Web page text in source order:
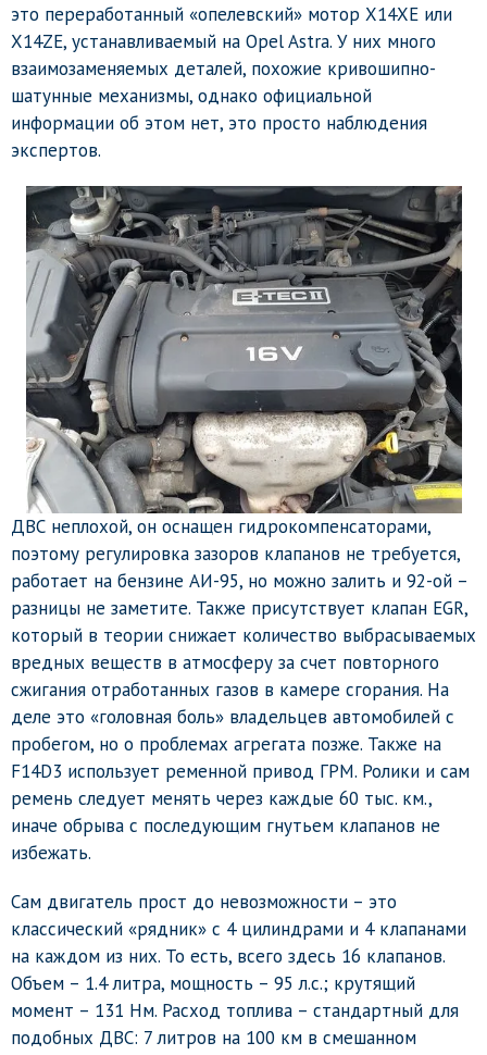
это переработанный «опелевский» мотор X14XE или
X14ZE, устанавливаемый на Opel Astra. У них много
взаимозаменяемых деталей, похожие кривошипно-
шатунные механизмы, однако официальной
информации об этом нет, это просто наблюдения
экспертов.
ДВС неплохой, он оснащен гидрокомпенсаторами,
поэтому регулировка зазоров клапанов не требуется,
работает на бензине АИ-95, но можно залить и 92-ой –
разницы не заметите. Также присутствует клапан EGR,
который в теории снижает количество выбрасываемых
вредных веществ в атмосферу за счет повторного
сжигания отработанных газов в камере сгорания. На
деле это «головная боль» владельцев автомобилей с
пробегом, но о проблемах агрегата позже. Также на
F14D3 использует ременной привод ГРМ. Ролики и сам
ремень следует менять через каждые 60 тыс. км.,
иначе обрыва с последующим гнутьем клапанов не
избежать.
Сам двигатель прост до невозможности – это
классический «рядник» с 4 цилиндрами и 4 клапанами
на каждом из них. То есть, всего здесь 16 клапанов.
Объем – 1.4 литра, мощность – 95 л.с.; крутящий
момент – 131 Нм. Расход топлива – стандартный для
подобных ДВС: 7 литров на 100 км в смешанном